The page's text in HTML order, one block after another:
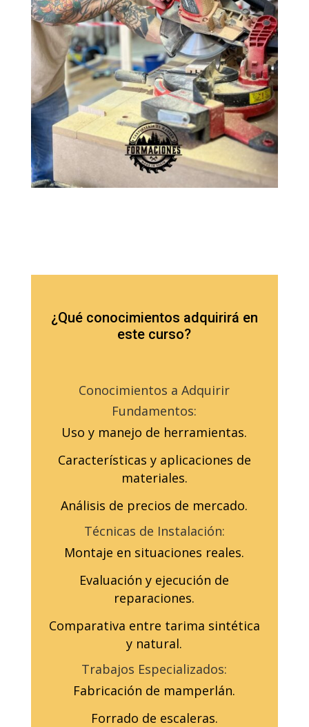
¿Qué conocimientos adquirirá en
este curso?
Conocimientos a Adquirir
Fundamentos:
Uso y manejo de herramientas.
Características y aplicaciones de
materiales.
Análisis de precios de mercado.
Técnicas de Instalación:
Montaje en situaciones reales.
Evaluación y ejecución de
reparaciones.
Comparativa entre tarima sintética
y natural.
Trabajos Especializados:
Fabricación de mamperlán.
Forrado de escaleras.